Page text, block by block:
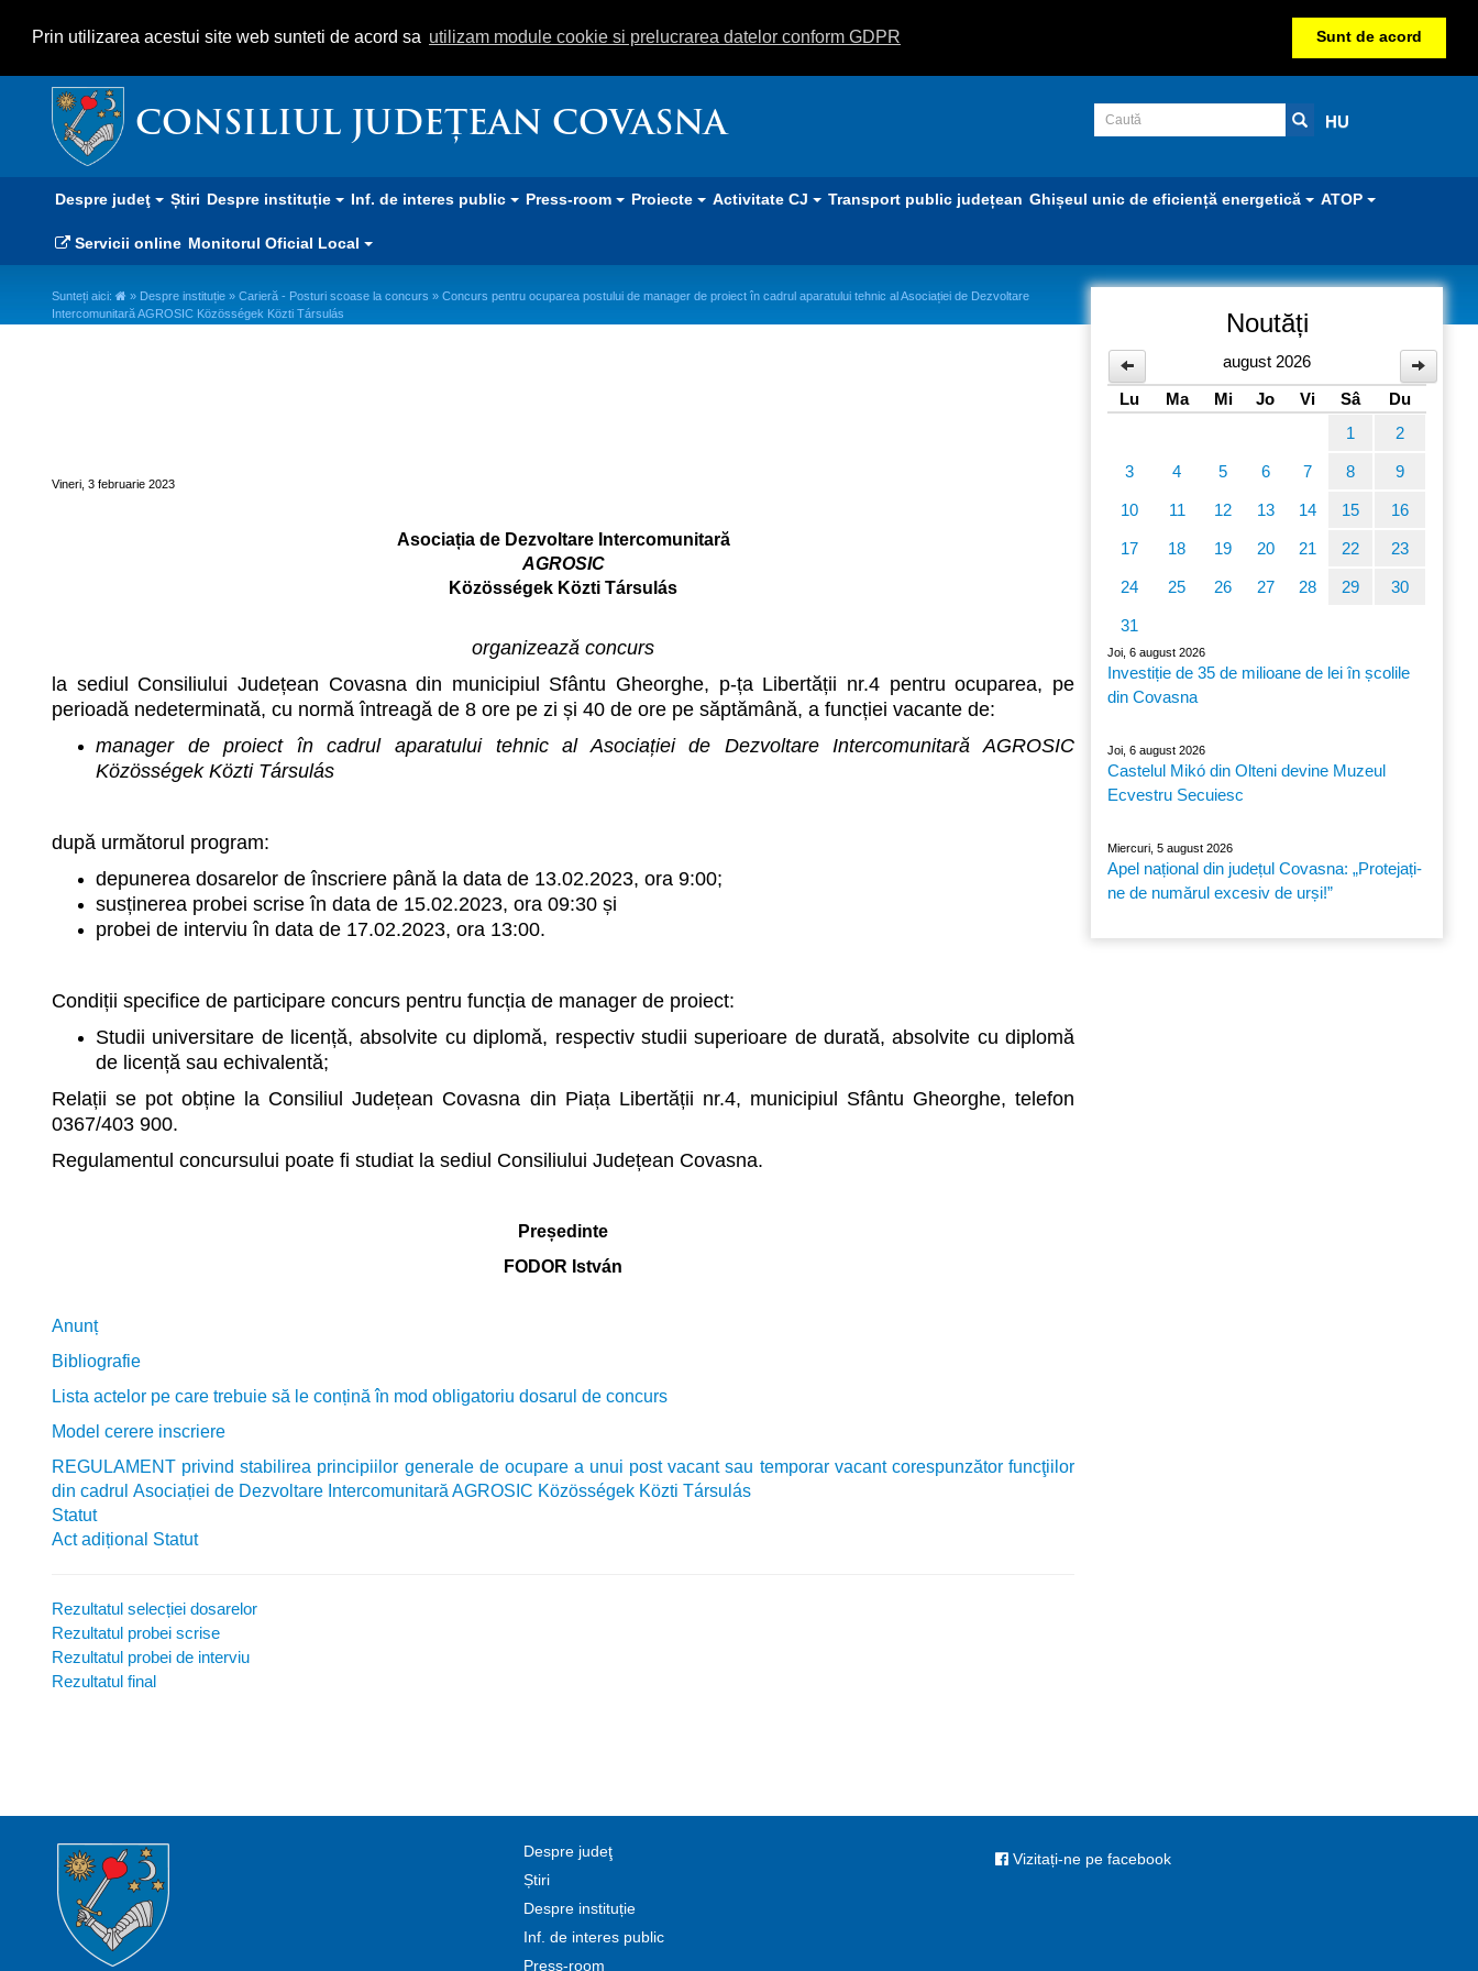
Prin utilizarea acestui site web sunteti de acord sa utilizam module cookie si prelucrarea datelor conform GDPR Sunt de acord
CONSILIUL JUDEȚEAN COVASNA HU
Despre judeţ Știri Despre instituție Inf. de interes public Press-room Proiecte Activitate CJ Transport public județean Ghișeul unic de eficiență energetică ATOP
Servicii online Monitorul Oficial Local
Sunteți aici: » Despre instituție » Carieră - Posturi scoase la concurs » Concurs pentru ocuparea postului de manager de proiect în cadrul aparatului tehnic al Asociației de Dezvoltare
Intercomunitară AGROSIC Közösségek Közti Társulás
Vineri, 3 februarie 2023
Asociația de Dezvoltare Intercomunitară
AGROSIC
Közösségek Közti Társulás
organizează concurs
la sediul Consiliului Județean Covasna din municipiul Sfântu Gheorghe, p-ța Libertății nr.4 pentru ocuparea, pe
perioadă nedeterminată, cu normă întreagă de 8 ore pe zi și 40 de ore pe săptămână, a funcției vacante de:
manager de proiect în cadrul aparatului tehnic al Asociației de Dezvoltare Intercomunitară AGROSIC
Közösségek Közti Társulás
după următorul program:
depunerea dosarelor de înscriere până la data de 13.02.2023, ora 9:00;
susținerea probei scrise în data de 15.02.2023, ora 09:30 și
probei de interviu în data de 17.02.2023, ora 13:00.
Condiții specifice de participare concurs pentru funcția de manager de proiect:
Studii universitare de licență, absolvite cu diplomă, respectiv studii superioare de durată, absolvite cu diplomă
de licență sau echivalentă;
Relații se pot obține la Consiliul Județean Covasna din Piața Libertății nr.4, municipiul Sfântu Gheorghe, telefon
0367/403 900.
Regulamentul concursului poate fi studiat la sediul Consiliului Județean Covasna.
Președinte
FODOR István
Anunț
Bibliografie
Lista actelor pe care trebuie să le conțină în mod obligatoriu dosarul de concurs
Model cerere inscriere
REGULAMENT privind stabilirea principiilor generale de ocupare a unui post vacant sau temporar vacant corespunzător funcţiilor
din cadrul Asociației de Dezvoltare Intercomunitară AGROSIC Közösségek Közti Társulás
Statut
Act adițional Statut
Rezultatul selecției dosarelor
Rezultatul probei scrise
Rezultatul probei de interviu
Rezultatul final
Noutăți
august 2026
Lu
Ma Mi Jo Vi Sâ
Du
1
2
3 4 5 6 7 8 9
10 11 12 13 14 15 16
17 18 19 20 21 22 23
24 25 26 27 28 29 30
31
Joi, 6 august 2026
Investiție de 35 de milioane de lei în școlile
din Covasna
Joi, 6 august 2026
Castelul Mikó din Olteni devine Muzeul
Ecvestru Secuiesc
Miercuri, 5 august 2026
Apel național din județul Covasna: „Protejați-
ne de numărul excesiv de urși!”
Despre judeţ
Știri
Despre instituție
Inf. de interes public
Press-room
Vizitați-ne pe facebook